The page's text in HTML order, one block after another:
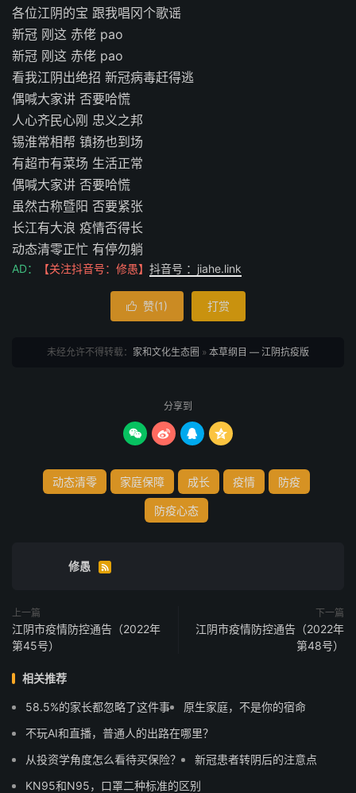
各位江阴的宝 跟我唱冈个歌谣
新冠 刚这 赤佬 pao
新冠 刚这 赤佬 pao
看我江阴出绝招 新冠病毒赶得逃
偶喊大家讲 否要哈慌
人心齐民心刚 忠义之邦
锡淮常相帮 镇扬也到场
有超市有菜场 生活正常
偶喊大家讲 否要哈慌
虽然古称暨阳 否要紧张
长江有大浪 疫情否得长
动态清零正忙 有停勿躺
AD： 【关注抖音号：修愚】 抖音号 ：jiahe.link
 赞(1) 打赏
未经允许不得转载： 家和文化生态圈 » 本草纲目 — 江阴抗疫版
分享到
   
动态清零 家庭保障 成长 疫情 防疫
防疫心态
修愚 
上一篇
江阴市疫情防控通告（2022年
第45号）
下一篇
江阴市疫情防控通告（2022年
第48号）
相关推荐
58.5%的家长都忽略了这件事
原生家庭，不是你的宿命
不玩AI和直播，普通人的出路在哪里？
从投资学角度怎么看待买保险？
新冠患者转阴后的注意点
KN95和N95，口罩二种标准的区别